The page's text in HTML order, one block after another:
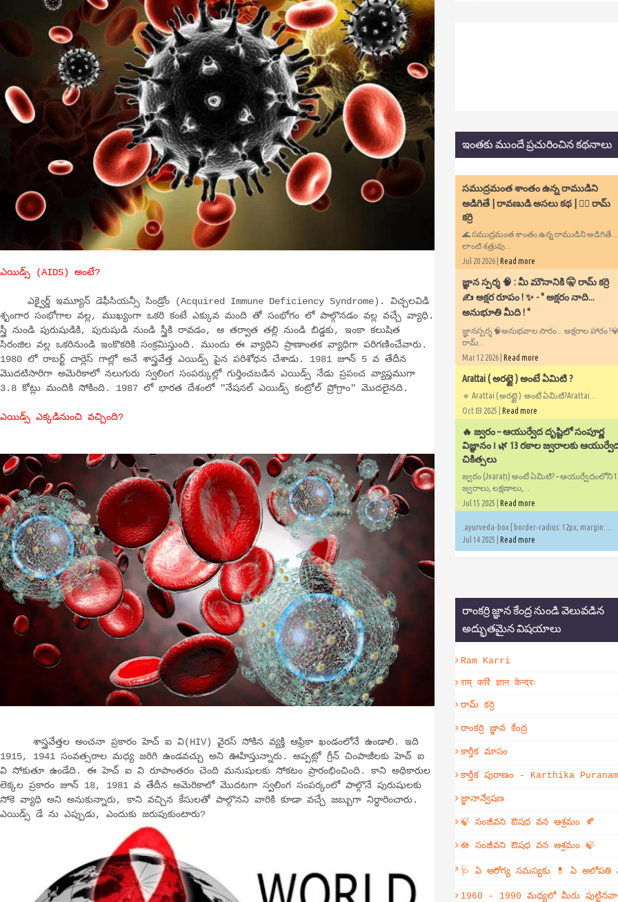
ఎయిడ్స్ (AIDS) అంటే?
ఎక్వైర్డ్ ఇమ్యూన్ డెఫీసియన్సీ సిండ్రోం (Acquired Immune Deficiency Syndrome). విచ్చలవిడి
శృంగార సంభోగాల వల్ల, ముఖ్యంగా ఒకరి కంటే ఎక్కువ మంది తో సంభోగం లో పాల్గొనడం వల్ల వచ్చే వ్యాధి.
స్త్రీ నుండి పురుషుడికి, పురుషుడి నుండి స్త్రీకి రావడం, ఆ తర్వాత తల్లి నుండి బిడ్డకు, ఇంకా కలుషిత
సిరంజిల వల్ల ఒకరినుండి ఇంకొకరికి సంక్రమిస్తుంది. ముందు ఈ వ్యాధిని ప్రాణాంతక వ్యాధిగా పరిగణించేవారు.
1980 లో రాబర్ట్ చార్లెస్ గాల్లో అనే శాస్త్రవేత్త ఎయిడ్స్ పైన పరిశోధన చేశాడు. 1981 జూన్ 5 వ తేదీన
మొదటిసారిగా అమెరికాలో నలుగురు స్వలింగ సంపర్కుల్లో గుర్తించబడిన ఎయిడ్స్ నేడు ప్రపంచ వ్యాప్తముగా
3.8 కోట్లు మందికి సోకింది. 1987 లో భారత దేశంలో "నేషనల్ ఎయిడ్స్ కంట్రోల్ ప్రోగ్రాం" మొదలైనది.
ఎయిడ్స్ ఎక్కడినుంచి వచ్చింది?
శాస్త్రవేత్తల అంచనా ప్రకారం హెచ్ ఐ వి(HIV) వైరస్ సోకిన వ్యక్తి ఆఫ్రికా ఖండంలోనే ఉండాలి. ఇది
1915, 1941 సంవత్సరాల మధ్య జరిగి ఉండవచ్చు అని ఊహిస్తున్నారు. అప్పట్లో గ్రీన్ చింపాజీలకు హెచ్ ఐ
వి సోకుతూ ఉండేది. ఈ హెచ్ ఐ వి రూపాంతరం చెంది మనుషులకు సోకటం ప్రారంభించింది. కాని అధికారుల
లెక్కల ప్రకారం జూన్ 18, 1981 వ తేదీన అమెరికాలో మొదటగా స్వలింగ సంపర్కంలో పాల్గొనే పురుషులకు
సోకె వ్యాధి అని అనుకున్నారు, కాని వచ్చిన కేసులతో పాల్గొనని వారికి కూడా వచ్చే జబ్బుగా నిర్ధారించారు.
ఎయిడ్స్ డే ను ఎప్పుడు, ఎందుకు జరుపుకుంటారు?
ఇంతకు ముందే ప్రచురించిన కథనాలు
సముద్రమంత శాంతం ఉన్న రాముడిని
అడిగితే | రావణుడి అసలు కథ | ✍🏻 రామ్
కర్రి
🌊 సముద్రమంత శాంతం ఉన్న రాముడిని
లాంటి శత్రువు...
Jul 20 2026 | Read more
​జ్ఞాన స్పర్శ 🧠 : మీ మౌనానికి 🤫 రామ్ కర్రి
✍️ అక్షర రూపం ! ✨ - ​" అక్షరం నాది...
అనుభూతి మీది ! "
జ్ఞానస్పర్శ 🧠అనుభవాల సారం... అక్షరాల హారం
రామ్...
Mar 12 2026 | Read more
Arattai ( అరట్టై ) అంటే ఏమిటి ?
🔹 Arattai ( అరట్టై ) అంటే ఏమిటి?Arattai...
Oct 03 2025 | Read more
🔥 జ్వరం – ఆయుర్వేద దృష్టిలో సంపూర్ణ
విజ్ఞానం ౹ 🌿 13 రకాల జ్వరాలకు
చికిత్సలు
జ్వరం (Jvaraḥ) అంటే ఏమిటి? – ఆయుర్వేదంలోని
జ్వరాలు, లక్షణాలు,...
Jul 15 2025 | Read more
.ayurveda-box { border-radius: 12px; margin:...
Jul 14 2025 | Read more
రాంకర్రి జ్ఞాన కేంద్ర నుండి వెలువడిన
అద్భుతమైన విషయాలు
Ram Karri
राम् कर्रि ज्ञान केन्द्रः
రామ్ కర్రి
రాంకర్రి జ్ఞాన కేంద్ర
కార్తీక మాసం
కార్తీక పురాణం - Karthika Puranam
జ్ఞానాన్వేషణ
🍃 సంజీవని ఔషధ వన ఆశ్రమం 🍂
🪷 సంజీవని ఔషధ వన ఆశ్రమం 🍃
🩺 ఏ ఆరోగ్య సమస్యకు 💊 ఏ అలోపతి
1960 - 1990 మధ్యలో మీరు